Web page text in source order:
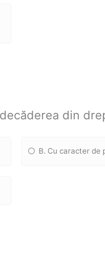
din
B. Cu caracter de